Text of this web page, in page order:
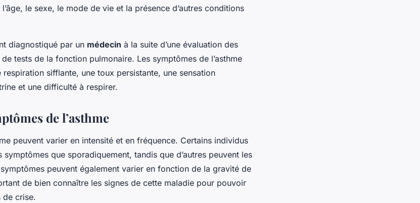
le sexe, le mode de vie et la présence d’autres conditions
diagnostiqué par un médecin à la suite d’une évaluation des
tests de la fonction pulmonaire. Les symptômes de l’asthme
sifflante, une toux persistante, une sensation
et une difficulté à respirer.
de l’asthme
peuvent varier en intensité et en fréquence. Certains individus
symptômes que sporadiquement, tandis que d’autres peuvent les
peuvent également varier en fonction de la gravité de
de bien connaître les signes de cette maladie pour pouvoir
de crise.